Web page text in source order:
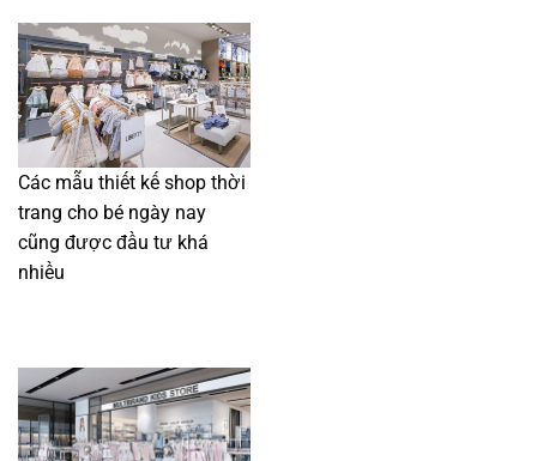
Các mẫu thiết kế shop thời
trang cho bé ngày nay
cũng được đầu tư khá
nhiều